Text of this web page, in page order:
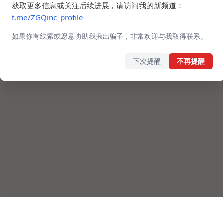
获取更多信息或关注后续进展，请访问我的新频道：
t.me/ZGQinc_profile
如果你有线索或愿意协助我揪出骗子，非常欢迎与我取得联系。
下次提醒 不再提醒